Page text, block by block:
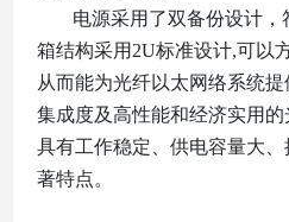
电源采用了双备份设计
箱结构采用 2U标准设计,可以
从而能为光纤以太网络系统
集成度及高性能和经济实用的
具有工作稳定、供电容量大
著特点。